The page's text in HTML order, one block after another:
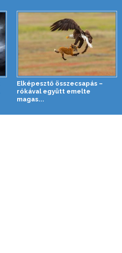
Elképesztő összecsapás –
rókával együtt emelte
magas...